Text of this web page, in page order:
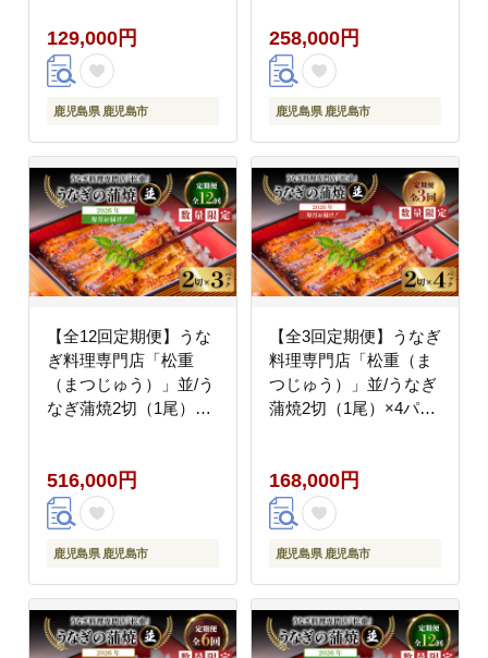
129,000円
鹿児島県 鹿児島市
258,000円
鹿児島県 鹿児島市
【全12回定期便】うな
ぎ料理専門店「松重
（まつじゅう）」並/う
なぎ蒲焼2切（1尾）×3
516,000円
鹿児島県 鹿児島市
【全3回定期便】うなぎ
料理専門店「松重（ま
つじゅう）」並/うなぎ
蒲焼2切（1尾）×4パッ
168,000円
鹿児島県 鹿児島市